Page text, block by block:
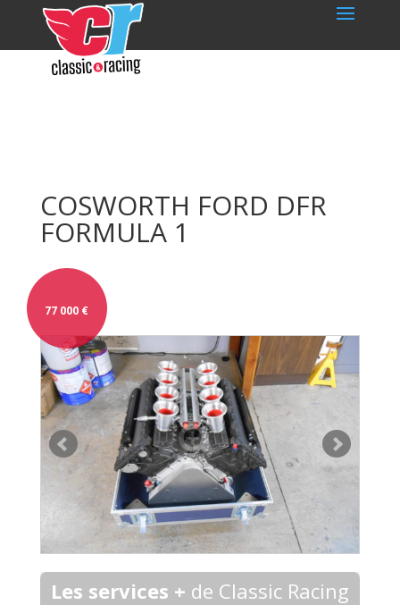
COSWORTH FORD DFR
FORMULA 1
77 000 €
Les services + de Classic Racing